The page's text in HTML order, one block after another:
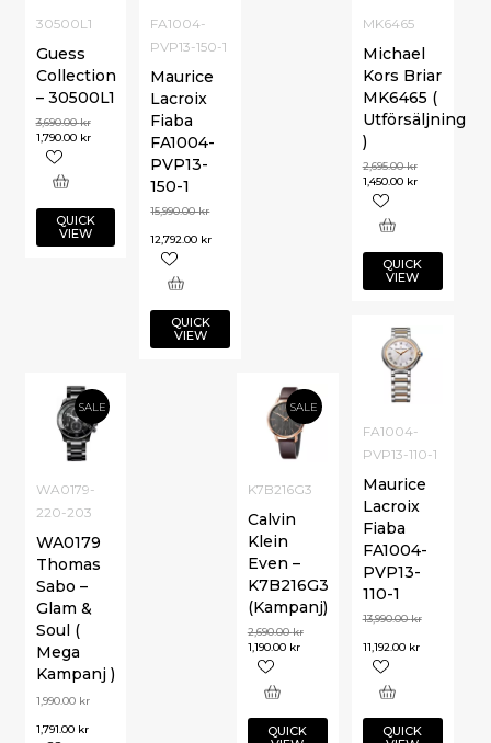
30500L1
Guess
Collection
– 30500L1
3,690.00kr
1,790.00 kr
QUICK
VIEW
MK6465
Michael
Kors Briar
MK6465 (
Utförsäljning
)
2,695.00kr
1,450.00 kr
QUICK
VIEW
FA1004-
PVP13-150-1
Maurice
Lacroix
Fiaba
FA1004-
PVP13-
150-1
15,990.00kr
12,792.00 kr
QUICK
VIEW
FA1004-
PVP13-110-1
Maurice
Lacroix
Fiaba
FA1004-
PVP13-
110-1
13,990.00kr
11,192.00 kr
QUICK
SALE
WA0179-
220-203
WA0179
Thomas
Sabo –
Glam &
Soul (
Mega
Kampanj )
1,990.00 kr
1,791.00 kr
SALE
K7B216G3
Calvin
Klein
Even –
K7B216G3
(Kampanj)
2,690.00kr
1,190.00 kr
QUICK